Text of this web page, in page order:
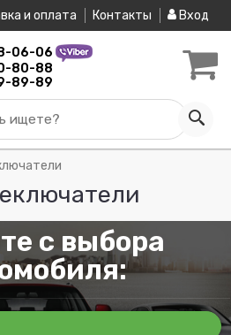
и оплата Контакты Вход
06-06
80-88
89-89
ищете?
с выбора